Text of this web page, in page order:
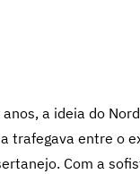
anos, a ideia do
trafegava entre o
Com a